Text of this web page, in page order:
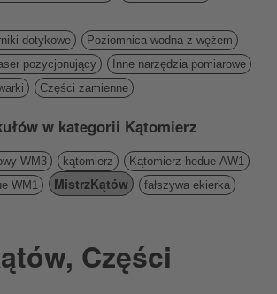
dotykowe
Poziomnica wodna z wężem
pozycjonujący
Inne narzędzia pomiarowe
Części zamienne
w kategorii Kątomierz
WM3 kątomierz
Kątomierz hedue AW1
WM1
MistrzKątów fałszywa ekierka
Części